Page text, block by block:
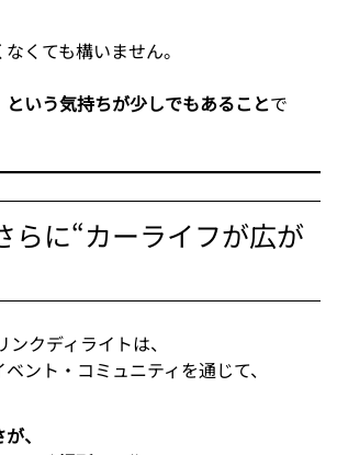
くても構いません。
という気持ちが少しでもあることで
らに“カーライフが広が
クディライトは、
ント・コミュニティを通じて、
、